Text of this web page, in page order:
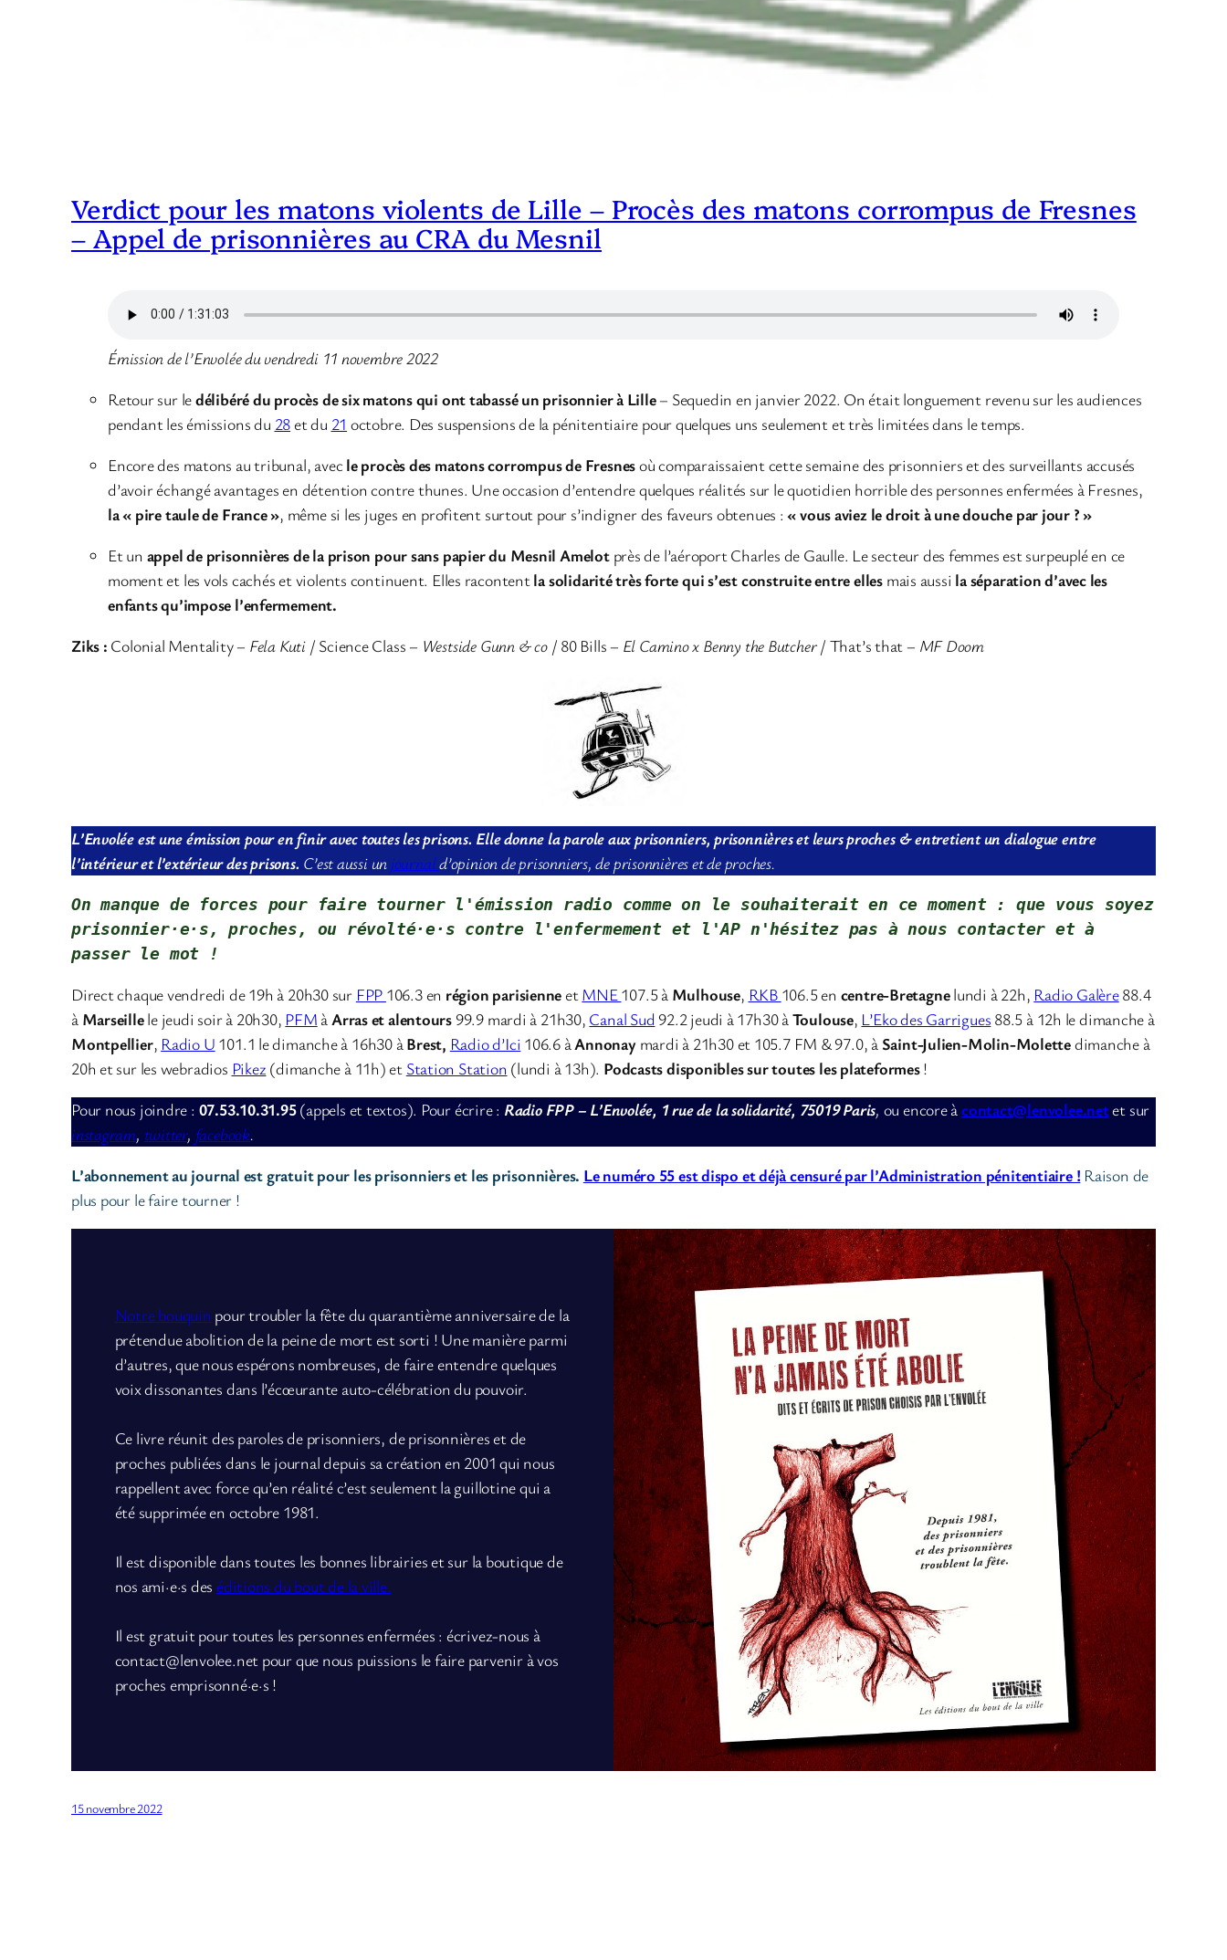
Verdict pour les matons violents de Lille – Procès des matons corrompus de Fresnes
– Appel de prisonnières au CRA du Mesnil
Émission de l’Envolée du vendredi 11 novembre 2022
Retour sur ledélibéré du procès de six matons qui ont tabassé un prisonnier à Lille– Sequedin en janvier 2022. On était longuement revenu sur les audiences
pendant les émissions du 28 et du 21 octobre. Des suspensions de la pénitentiaire pour quelques uns seulement et très limitées dans le temps.
Encore des matons au tribunal, avec le procès des matons corrompus de Fresnesoù comparaissaient cette semaine des prisonniers et des surveillants accusés
d’avoir échangé avantages en détention contre thunes. Une occasion d’entendre quelques réalités sur le quotidien horrible des personnes enfermées à Fresnes,
la « pire taule de France », même si les juges en profitent surtout pour s’indigner des faveurs obtenues :« vous aviez le droit à une douche par jour ? »
Et un appel de prisonnières de la prison pour sans papier du Mesnil Amelot près de l’aéroport Charles de Gaulle. Le secteur des femmes est surpeuplé en ce
moment et les vols cachés et violents continuent. Elles racontent la solidarité très forte qui s’est construite entre elles mais aussi la séparation d’avec les
enfants qu’impose l’enfermement.
Ziks : Colonial Mentality – Fela Kuti/ Science Class – Westside Gunn & co/ 80 Bills – El Camino x Benny the Butcher/ That’s that – MF Doom
L’Envolée est une émission pour en finir avec toutes les prisons. Elle donne la parole aux prisonniers, prisonnières et leurs proches & entretient un dialogue entre
l’intérieur et l’extérieur des prisons. C’est aussi un journald’opinion de prisonniers, de prisonnières et de proches.
On manque de forces pour faire tourner l'émission radio comme on le souhaiterait en ce moment : que vous soyez
prisonnier·e·s, proches, ou révolté·e·s contre l'enfermement et l'AP n'hésitez pas à nous contacter et à
passer le mot !
Direct chaque vendredi de 19h à 20h30 sur FPP 106.3 en région parisienne et MNE 107.5 à Mulhouse, RKB 106.5 en centre-Bretagnelundi à 22h, Radio Galère88.4
à Marseillele jeudi soir à 20h30, PFM à Arras et alentours 99.9 mardi à 21h30, Canal Sud 92.2 jeudi à 17h30 à Toulouse, L’Eko des Garrigues 88.5 à 12h le dimanche à
Montpellier, Radio U 101.1 le dimanche à 16h30 à Brest, Radio d’Ici 106.6 à Annonay mardi à 21h30 et 105.7 FM & 97.0, à Saint-Julien-Molin-Molettedimanche à
20h et sur les webradios Pikez (dimanche à 11h) et Station Station (lundi à 13h). Podcasts disponibles sur toutes les plateformes!
Pour nous joindre : 07.53.10.31.95(appels et textos). Pour écrire : Radio FPP – L’Envolée, 1 rue de la solidarité, 75019 Paris, ou encore à contact@lenvolee.netet sur
instagram, twitter, facebook.
L’abonnement au journal est gratuit pour les prisonniers et les prisonnières. Le numéro 55 est dispo et déjà censuré par l’Administration pénitentiaire ! Raison de
plus pour le faire tourner !
Notre bouquin pour troubler la fête du quarantième anniversaire de la
prétendue abolition de la peine de mort est sorti ! Une manière parmi
d’autres, que nous espérons nombreuses, de faire entendre quelques
voix dissonantes dans l’écœurante auto-célébration du pouvoir.
Ce livre réunit des paroles de prisonniers, de prisonnières et de
proches publiées dans le journal depuis sa création en 2001 qui nous
rappellent avec force qu’en réalité c’est seulement la guillotine qui a
été supprimée en octobre 1981.
Il est disponible dans toutes les bonnes librairies et sur la boutique de
nos ami·e·s des éditions du bout de la ville.
Il est gratuit pour toutes les personnes enfermées : écrivez-nous à
contact@lenvolee.net pour que nous puissions le faire parvenir à vos
proches emprisonné·e·s !
15 novembre 2022